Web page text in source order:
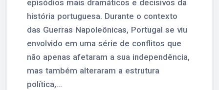
episódios mais dramáticos e decisivos da
história portuguesa. Durante o contexto
das Guerras Napoleônicas, Portugal se viu
envolvido em uma série de conflitos que
não apenas afetaram a sua independência,
mas também alteraram a estrutura
política,...